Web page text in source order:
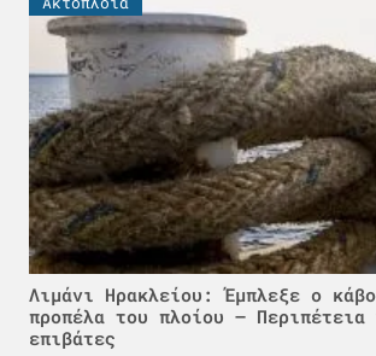
Λιμάνι Ηρακλείου: Έμπλεξε ο
προπέλα του πλοίου – Περιπέτεια
επιβάτες